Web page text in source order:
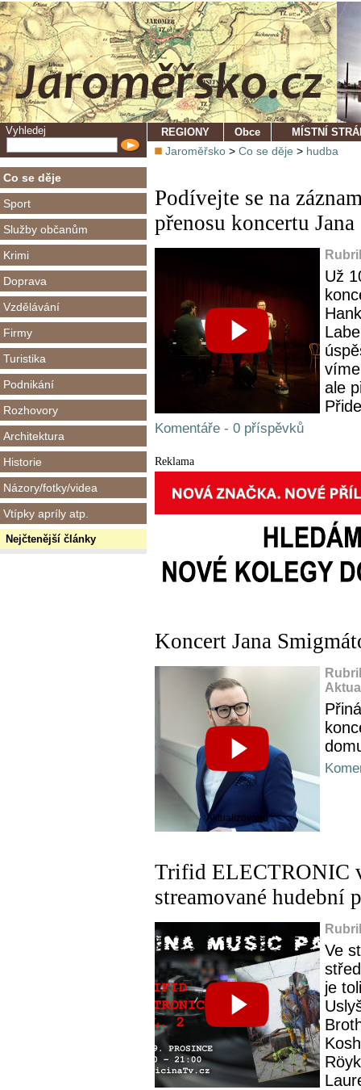
Vyhledej
Co se děje
Sport
Služby občanům
Krimi
Doprava
Vzdělávání
Firmy
Turistika
Podnikání
Rozhovory
Architektura
Historie
Názory/fotky/videa
Vtípky apríly atp.
Nejčtenější články
REGIONY Obce MÍSTNÍ
Jaroměřsko > Co se děje > hudba
Podívejte se na
přenosu koncertu
Už
ale
Komentáře - 0 příspěvků
Reklama
Koncert Jana
Aktualizováno
Trifid ELECTRONIC
streamované hudební
Ve
je